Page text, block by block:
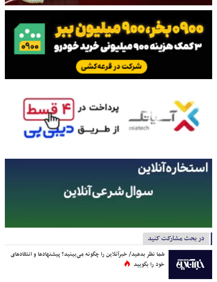
در بحث مشارکت کنید
شما نظر بدهید/ خبرآنلاین را چگونه می‌بینید؟ پیشنهادها و انتقادهای
خود را بگویید